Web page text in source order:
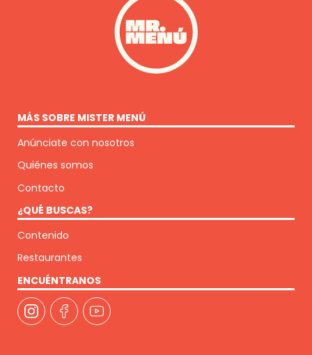
MÁS SOBRE MISTER MENÚ
Anúnciate con nosotros
Quiénes somos
Contacto
¿QUÉ BUSCAS?
Contenido
Restaurantes
ENCUÉNTRANOS